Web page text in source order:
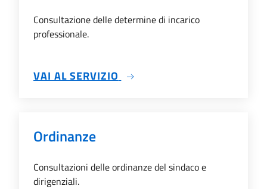
Consultazione delle determine di incarico
professionale.
VAI AL SERVIZIO SU INCARICHI
Ordinanze
Consultazioni delle ordinanze del sindaco e
dirigenziali.